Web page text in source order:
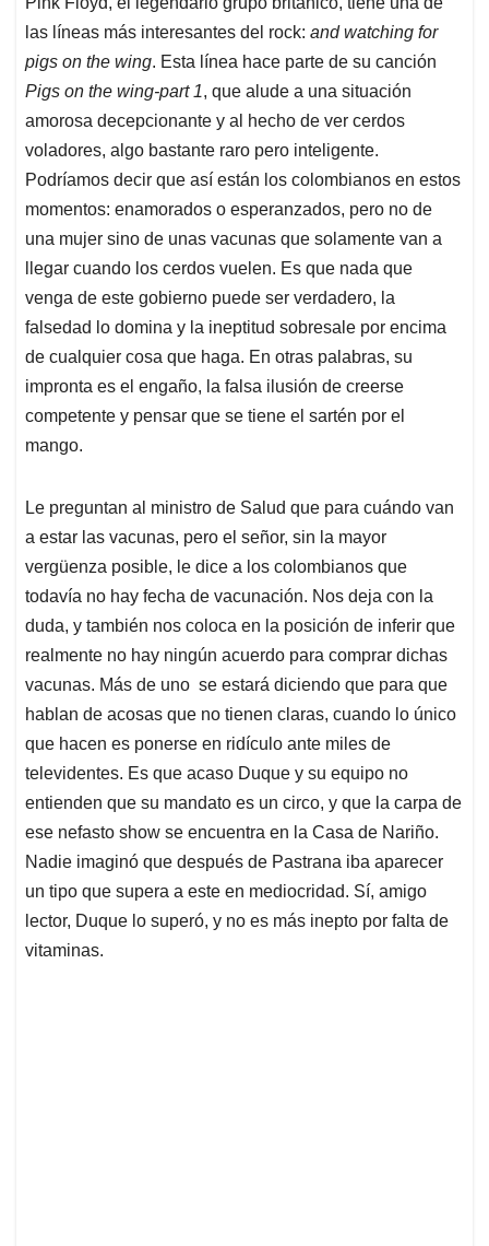
s
A
p
p
b
o
o
k
e
d
I
n
l
a
d
s
las líneas más interesantes del rock: and watching for
pigs on the wing. Esta línea hace parte de su canción
Pigs on the wing-part 1, que alude a una situación
amorosa decepcionante y al hecho de ver cerdos
voladores, algo bastante raro pero inteligente.
Podríamos decir que así están los colombianos en estos
momentos: enamorados o esperanzados, pero no de
una mujer sino de unas vacunas que solamente van a
llegar cuando los cerdos vuelen. Es que nada que
venga de este gobierno puede ser verdadero, la
falsedad lo domina y la ineptitud sobresale por encima
de cualquier cosa que haga. En otras palabras, su
impronta es el engaño, la falsa ilusión de creerse
competente y pensar que se tiene el sartén por el
mango.
Le preguntan al ministro de Salud que para cuándo van
a estar las vacunas, pero el señor, sin la mayor
vergüenza posible, le dice a los colombianos que
todavía no hay fecha de vacunación. Nos deja con la
duda, y también nos coloca en la posición de inferir que
realmente no hay ningún acuerdo para comprar dichas
vacunas. Más de uno se estará diciendo que para que
hablan de acosas que no tienen claras, cuando lo único
que hacen es ponerse en ridículo ante miles de
televidentes. Es que acaso Duque y su equipo no
entienden que su mandato es un circo, y que la carpa de
ese nefasto show se encuentra en la Casa de Nariño.
Nadie imaginó que después de Pastrana iba aparecer
un tipo que supera a este en mediocridad. Sí, amigo
lector, Duque lo superó, y no es más inepto por falta de
vitaminas.